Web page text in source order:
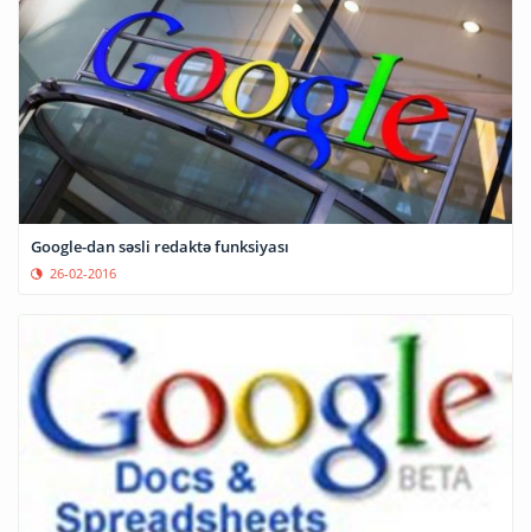
Google-dan səsli redaktə funksiyası
26-02-2016